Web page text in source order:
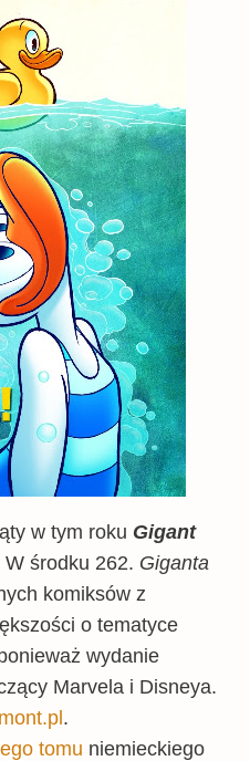
w tym roku Gigant
W środku 262. Giganta
komiksów z
o tematyce
wydanie
Marvela i Disneya.
.
tomu niemieckiego